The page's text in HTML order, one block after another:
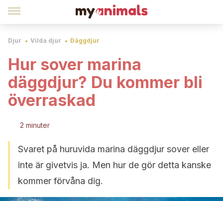
Djur Vilda djur Däggdjur
Hur sover marina
däggdjur? Du kommer bli
överraskad
2 minuter
Svaret på huruvida marina däggdjur sover eller
inte är givetvis ja. Men hur de gör detta kanske
kommer förvåna dig.